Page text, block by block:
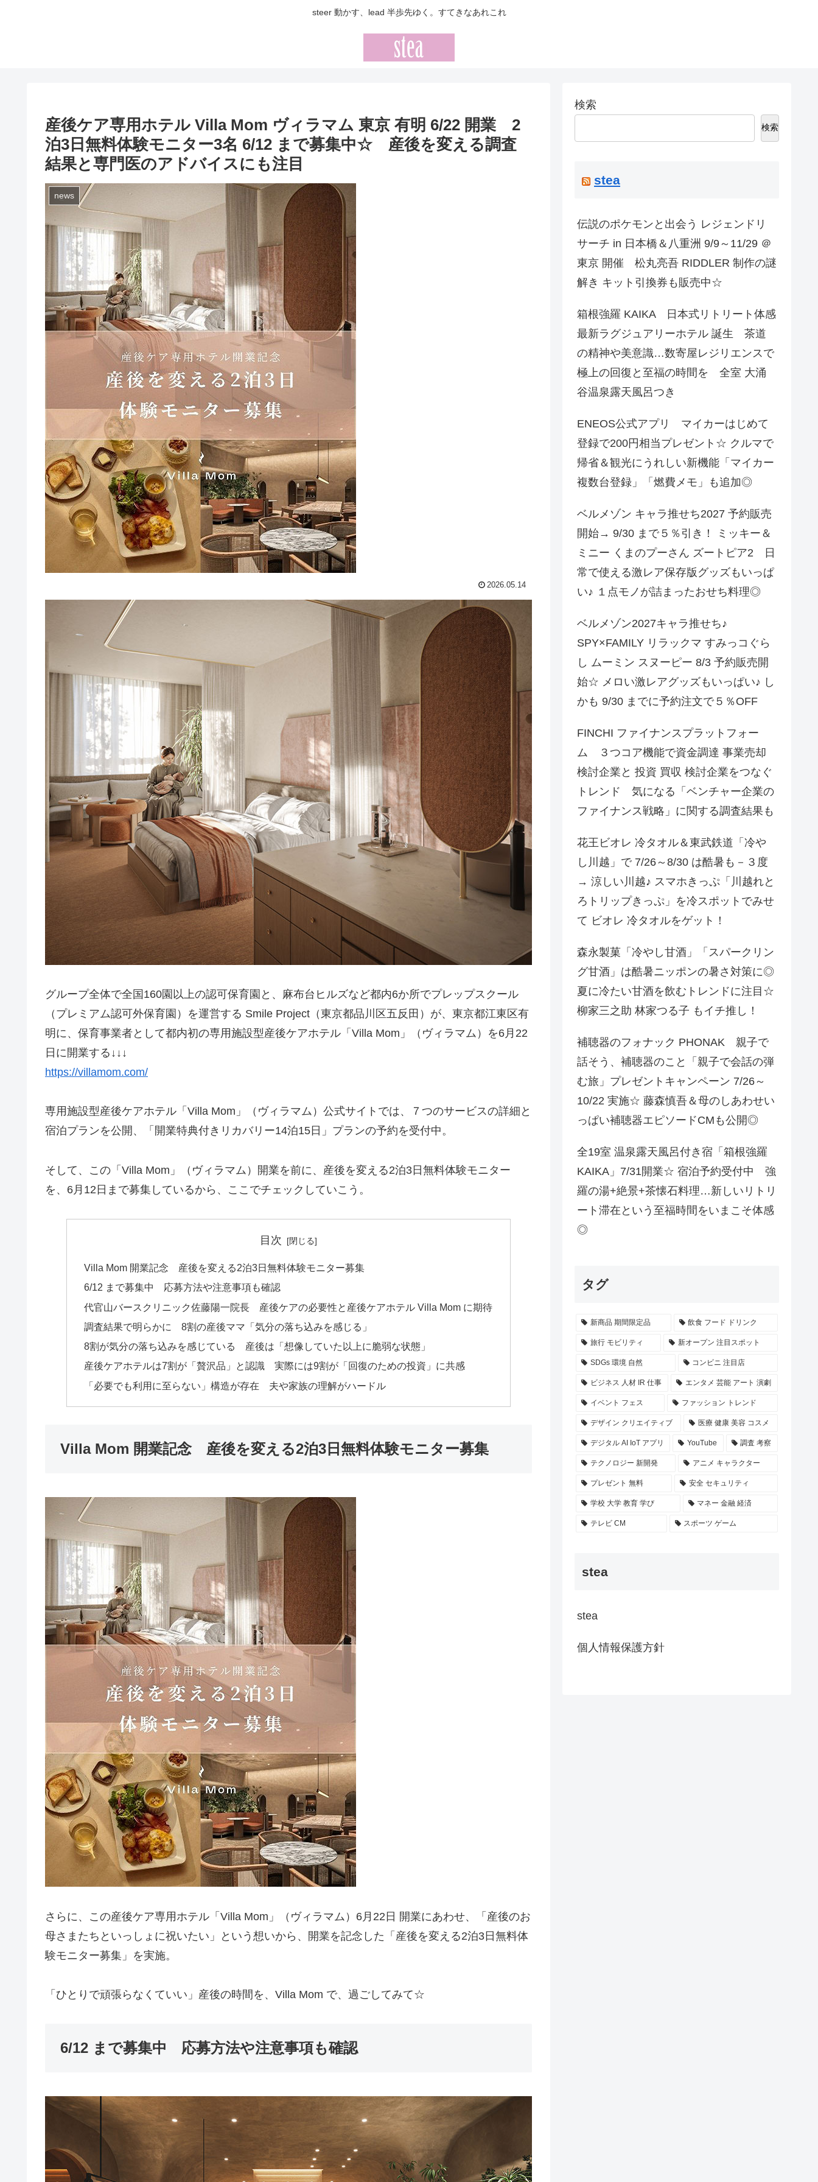
steer 動かす、lead 半歩先ゆく。すてきなあれこれ
産後ケア専用ホテル Villa Mom ヴィラマム 東京 有明 6/22 開業 2
泊3日無料体験モニター3名 6/12 まで募集中☆ 産後を変える調査
結果と専門医のアドバイスにも注目
news
2026.05.14
グループ全体で全国160園以上の認可保育園と、麻布台ヒルズなど都内6か所でプレップスクール
（プレミアム認可外保育園）を運営する Smile Project（東京都品川区五反田）が、東京都江東区有
明に、保育事業者として都内初の専用施設型産後ケアホテル「Villa Mom」（ヴィラマム）を6月22
日に開業する↓↓↓
https://villamom.com/
専用施設型産後ケアホテル「Villa Mom」（ヴィラマム）公式サイトでは、７つのサービスの詳細と
宿泊プランを公開、「開業特典付きリカバリー14泊15日」プランの予約を受付中。
そして、この「Villa Mom」（ヴィラマム）開業を前に、産後を変える2泊3日無料体験モニター
を、6月12日まで募集しているから、ここでチェックしていこう。
目次
Villa Mom 開業記念 産後を変える2泊3日無料体験モニター募集
6/12 まで募集中 応募方法や注意事項も確認
代官山バースクリニック佐藤陽一院長 産後ケアの必要性と産後ケアホテル Villa Mom に期待
調査結果で明らかに 8割の産後ママ「気分の落ち込みを感じる」
8割が気分の落ち込みを感じている 産後は「想像していた以上に脆弱な状態」
産後ケアホテルは7割が「贅沢品」と認識 実際には9割が「回復のための投資」に共感
「必要でも利用に至らない」構造が存在 夫や家族の理解がハードル
Villa Mom 開業記念 産後を変える2泊3日無料体験モニター募集
さらに、この産後ケア専用ホテル「Villa Mom」（ヴィラマム）6月22日 開業にあわせ、「産後のお
母さまたちといっしょに祝いたい」という想いから、開業を記念した「産後を変える2泊3日無料体
験モニター募集」を実施。
「ひとりで頑張らなくていい」産後の時間を、Villa Mom で、過ごしてみて☆
6/12 まで募集中 応募方法や注意事項も確認
検索
検索
stea
伝説のポケモンと出会う レジェンドリ
サーチ in 日本橋＆八重洲 9/9～11/29 ＠
東京 開催 松丸亮吾 RIDDLER 制作の謎
解き キット引換券も販売中☆
箱根強羅 KAIKA 日本式リトリート体感
最新ラグジュアリーホテル 誕生 茶道
の精神や美意識…数寄屋レジリエンスで
極上の回復と至福の時間を 全室 大涌
谷温泉露天風呂つき
ENEOS公式アプリ マイカーはじめて
登録で200円相当プレゼント☆ クルマで
帰省＆観光にうれしい新機能「マイカー
複数台登録」「燃費メモ」も追加◎
ベルメゾン キャラ推せち2027 予約販売
開始→ 9/30 まで５％引き！ ミッキー＆
ミニー くまのプーさん ズートピア2 日
常で使える激レア保存版グッズもいっぱ
い♪ １点モノが詰まったおせち料理◎
ベルメゾン2027キャラ推せち♪
SPY×FAMILY リラックマ すみっコぐら
し ムーミン スヌーピー 8/3 予約販売開
始☆ メロい激レアグッズもいっぱい♪ し
かも 9/30 までに予約注文で５％OFF
FINCHI ファイナンスプラットフォー
ム ３つコア機能で資金調達 事業売却
検討企業と 投資 買収 検討企業をつなぐ
トレンド 気になる「ベンチャー企業の
ファイナンス戦略」に関する調査結果も
花王ビオレ 冷タオル＆東武鉄道「冷や
し川越」で 7/26～8/30 は酷暑も－３度
→ 涼しい川越♪ スマホきっぷ「川越れと
ろトリップきっぷ」を冷スポットでみせ
て ビオレ 冷タオルをゲット！
森永製菓「冷やし甘酒」「スパークリン
グ甘酒」は酷暑ニッポンの暑さ対策に◎
夏に冷たい甘酒を飲むトレンドに注目☆
柳家三之助 林家つる子 もイチ推し！
補聴器のフォナック PHONAK 親子で
話そう、補聴器のこと「親子で会話の弾
む旅」プレゼントキャンペーン 7/26～
10/22 実施☆ 藤森慎吾＆母のしあわせい
っぱい補聴器エピソードCMも公開◎
全19室 温泉露天風呂付き宿「箱根強羅
KAIKA」7/31開業☆ 宿泊予約受付中 強
羅の湯+絶景+茶懐石料理…新しいリトリ
ート滞在という至福時間をいまこそ体感
◎
タグ
新商品 期間限定品 飲食 フード ドリンク
旅行 モビリティ 新オープン 注目スポット
SDGs 環境 自然 コンビニ 注目店
ビジネス 人材 IR 仕事 エンタメ 芸能 アート 演劇
イベント フェス ファッション トレンド
デザイン クリエイティブ 医療 健康 美容 コスメ
デジタル AI IoT アプリ YouTube 調査 考察
テクノロジー 新開発 アニメ キャラクター
プレゼント 無料 安全 セキュリティ
学校 大学 教育 学び マネー 金融 経済
テレビ CM スポーツ ゲーム
stea
stea
個人情報保護方針